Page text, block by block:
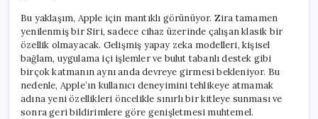
Bu yaklaşım, Apple için mantıklı görünüyor. Zira tamamen
yenilenmiş bir Siri, sadece cihaz üzerinde çalışan klasik bir
özellik olmayacak. Gelişmiş yapay zeka modelleri, kişisel
bağlam, uygulama içi işlemler ve bulut tabanlı destek gibi
birçok katmanın aynı anda devreye girmesi bekleniyor. Bu
nedenle, Apple’ın kullanıcı deneyimini tehlikeye atmamak
adına yeni özellikleri öncelikle sınırlı bir kitleye sunması ve
sonra geri bildirimlere göre genişletmesi muhtemel.